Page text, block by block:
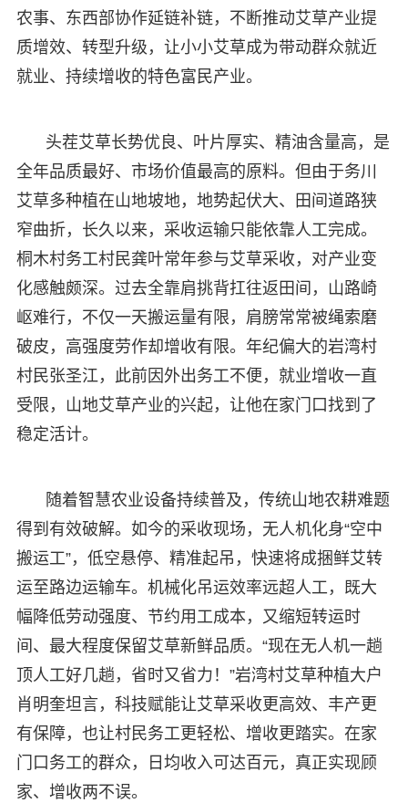
农事、东西部协作延链补链，不断推动艾草产业提
质增效、转型升级，让小小艾草成为带动群众就近
就业、持续增收的特色富民产业。
头茬艾草长势优良、叶片厚实、精油含量高，是
全年品质最好、市场价值最高的原料。但由于务川
艾草多种植在山地坡地，地势起伏大、田间道路狭
窄曲折，长久以来，采收运输只能依靠人工完成。
桐木村务工村民龚叶常年参与艾草采收，对产业变
化感触颇深。过去全靠肩挑背扛往返田间，山路崎
岖难行，不仅一天搬运量有限，肩膀常常被绳索磨
破皮，高强度劳作却增收有限。年纪偏大的岩湾村
村民张圣江，此前因外出务工不便，就业增收一直
受限，山地艾草产业的兴起，让他在家门口找到了
稳定活计。
随着智慧农业设备持续普及，传统山地农耕难题
得到有效破解。如今的采收现场，无人机化身“空中
搬运工”，低空悬停、精准起吊，快速将成捆鲜艾转
运至路边运输车。机械化吊运效率远超人工，既大
幅降低劳动强度、节约用工成本，又缩短转运时
间、最大程度保留艾草新鲜品质。“现在无人机一趟
顶人工好几趟，省时又省力！”岩湾村艾草种植大户
肖明奎坦言，科技赋能让艾草采收更高效、丰产更
有保障，也让村民务工更轻松、增收更踏实。在家
门口务工的群众，日均收入可达百元，真正实现顾
家、增收两不误。